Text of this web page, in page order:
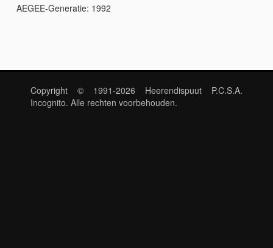
AEGEE-Generatie: 1992
Copyright © 1991-2026 Heerendispuut P.C.S.A.
Incognito. Alle rechten voorbehouden.